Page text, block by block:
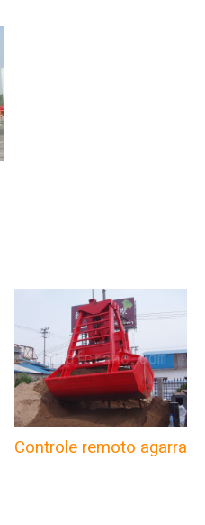
Controle remoto agarra